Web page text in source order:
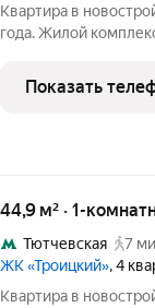
Квартира в
года. Жилой
уже работает:
гипермаркет,
Показать
44,9 м² · 1-
Тютчевская
7
ЖК «Троицкий», 4
Квартира в